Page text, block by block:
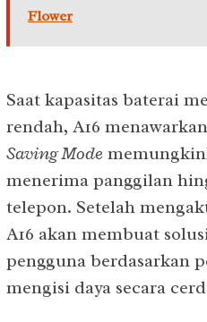
Flower
Saat kapasitas baterai
rendah, A16
Saving Mode
menerima panggilan
telepon. Setelah
A16 akan membuat
pengguna berdasarkan
mengisi daya secara